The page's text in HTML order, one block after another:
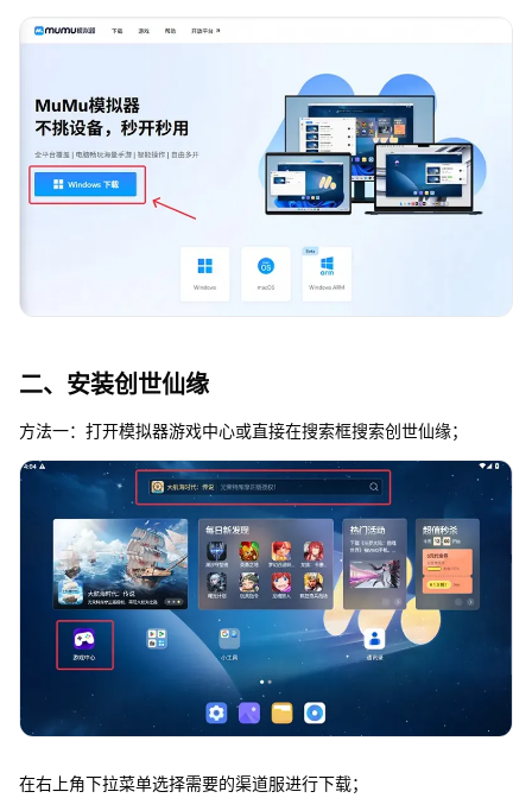
二、安装创世仙缘
方法一：打开模拟器游戏中心或直接在搜索框搜索创世仙缘；
在右上角下拉菜单选择需要的渠道服进行下载；